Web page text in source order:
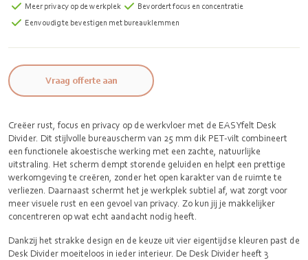
Meer privacy op de werkplek
Bevordert focus en concentratie
Eenvoudig te bevestigen met bureauklemmen
Vraag offerte aan
Creëer rust, focus en privacy op de werkvloer met de EASYfelt Desk
Divider. Dit stijlvolle bureauscherm van 25 mm dik PET‑vilt combineert
een functionele akoestische werking met een zachte, natuurlijke
uitstraling. Het scherm dempt storende geluiden en helpt een prettige
werkomgeving te creëren, zonder het open karakter van de ruimte te
verliezen. Daarnaast schermt het je werkplek subtiel af, wat zorgt voor
meer visuele rust en een gevoel van privacy. Zo kun jij je makkelijker
concentreren op wat echt aandacht nodig heeft.
Dankzij het strakke design en de keuze uit vier eigentijdse kleuren past de
Desk Divider moeiteloos in ieder interieur. De Desk Divider heeft 3